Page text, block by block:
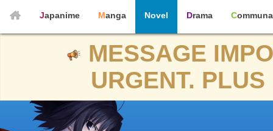
Japanime Manga Novel Drama
MESSAGE
URGENT.